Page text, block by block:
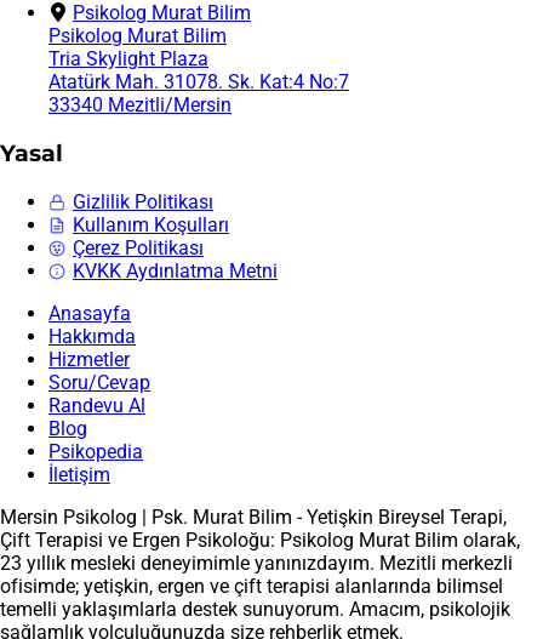
Psikolog Murat Bilim
Psikolog Murat Bilim
Tria Skylight Plaza
Atatürk Mah. 31078. Sk. Kat:4 No:7
33340 Mezitli/Mersin
Yasal
Gizlilik Politikası
Kullanım Koşulları
Çerez Politikası
KVKK Aydınlatma Metni
Anasayfa
Hakkımda
Hizmetler
Soru/Cevap
Randevu Al
Blog
Psikopedia
İletişim
Mersin Psikolog | Psk. Murat Bilim - Yetişkin Bireysel Terapi,
Çift Terapisi ve Ergen Psikoloğu: Psikolog Murat Bilim olarak,
23 yıllık mesleki deneyimimle yanınızdayım. Mezitli merkezli
ofisimde; yetişkin, ergen ve çift terapisi alanlarında bilimsel
temelli yaklaşımlarla destek sunuyorum. Amacım, psikolojik
sağlamlık yolculuğunuzda size rehberlik etmek.